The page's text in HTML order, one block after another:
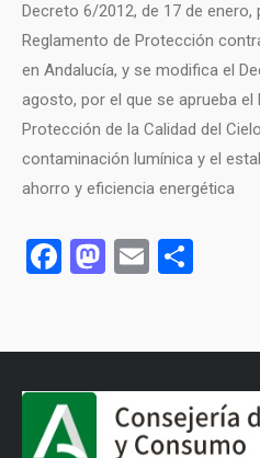
Decreto 6/2012, de 17 de enero,
Reglamento de Protección
en Andalucía, y se modifica el
agosto, por el que se aprueba el
Protección de la Calidad del
contaminación lumínica y el
ahorro y eficiencia energética
Facebook
Mastodon
Email